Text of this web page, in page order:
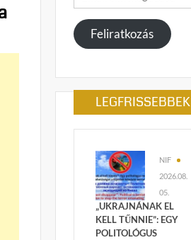
cím
megadása
Feliratkozás
LEGFRISSEBBEK
NIF
2026.08.
05.
„UKRAJNÁNAK EL
KELL TŰNNIE”: EGY
POLITOLÓGUS